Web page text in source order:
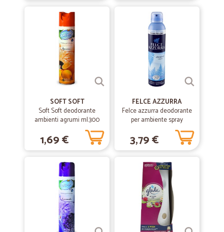
SOFT SOFT
Soft Soft deodorante
ambienti agrumi ml.300
1,69 €
FELCE AZZURRA
Felce azzurra deodorante
per ambiente spray
classico - ml.250
3,79 €